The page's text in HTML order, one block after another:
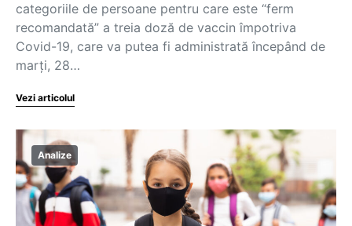
categoriile de persoane pentru care este “ferm
recomandată” a treia doză de vaccin împotriva
Covid-19, care va putea fi administrată începând de
marți, 28…
Vezi articolul
Analize